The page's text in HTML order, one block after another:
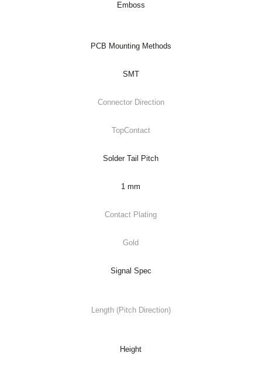
Emboss
PCB Mounting Methods
SMT
Connector Direction
TopContact
Solder Tail Pitch
1 mm
Contact Plating
Gold
Signal Spec
Length (Pitch Direction)
Height